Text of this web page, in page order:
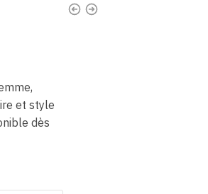
et style
dès